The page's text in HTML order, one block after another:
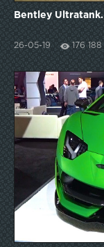
Bentley
26-05-19 176 188